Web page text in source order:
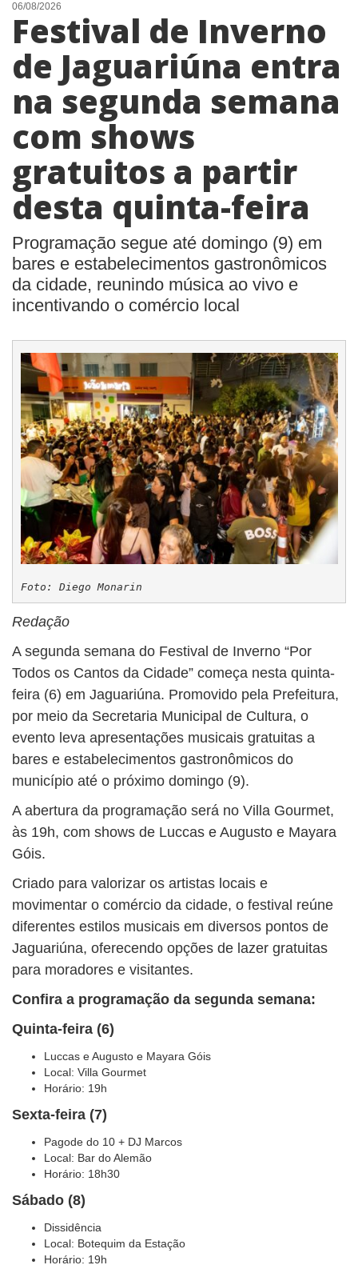
06/08/2026
Festival de Inverno
de Jaguariúna entra
na segunda semana
com shows
gratuitos a partir
desta quinta-feira
Programação segue até domingo (9) em
bares e estabelecimentos gastronômicos
da cidade, reunindo música ao vivo e
incentivando o comércio local
Foto: Diego Monarin
Redação
A segunda semana do Festival de Inverno “Por
Todos os Cantos da Cidade” começa nesta quinta-
feira (6) em Jaguariúna. Promovido pela Prefeitura,
por meio da Secretaria Municipal de Cultura, o
evento leva apresentações musicais gratuitas a
bares e estabelecimentos gastronômicos do
município até o próximo domingo (9).
A abertura da programação será no Villa Gourmet,
às 19h, com shows de Luccas e Augusto e Mayara
Góis.
Criado para valorizar os artistas locais e
movimentar o comércio da cidade, o festival reúne
diferentes estilos musicais em diversos pontos de
Jaguariúna, oferecendo opções de lazer gratuitas
para moradores e visitantes.
Confira a programação da segunda semana:
Quinta-feira (6)
Luccas e Augusto e Mayara Góis
Local: Villa Gourmet
Horário: 19h
Sexta-feira (7)
Pagode do 10 + DJ Marcos
Local: Bar do Alemão
Horário: 18h30
Sábado (8)
Dissidência
Local: Botequim da Estação
Horário: 19h